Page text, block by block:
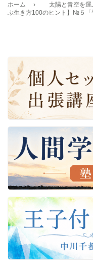
ホーム › 太陽と青空を
ぶ生き方100のヒント】№５「